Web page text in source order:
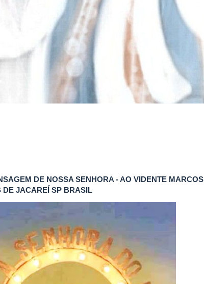
DE NOSSA SENHORA - AO VIDENTE MARCOS
DE JACAREÍ SP BRASIL